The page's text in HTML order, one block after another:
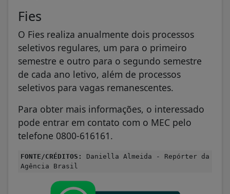
Fies
O Fies realiza anualmente dois processos
seletivos regulares, um para o primeiro
semestre e outro para o segundo semestre
de cada ano letivo, além de processos
seletivos para vagas remanescentes.
Para obter mais informações, o interessado
pode entrar em contato com o MEC pelo
telefone 0800-616161.
FONTE/CRÉDITOS:
Daniella Almeida - Repórter da
Agência Brasil